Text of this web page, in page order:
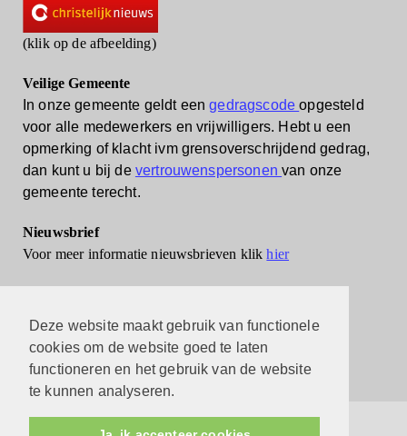
Deze website maakt gebruik van functionele
cookies om de website goed te laten
functioneren en het gebruik van de website
te kunnen analyseren.
(klik op de afbeelding)
Veilige Gemeente
In onze gemeente geldt eengedragscodeopgesteld
voor alle medewerkers en vrijwilligers. Hebt u een
opmerking of klacht ivm grensoverschrijdend gedrag,
dan kunt u bij de vertrouwenspersonenvan onze
gemeente terecht.
Nieuwsbrief
Voor meer informatie nieuwsbrieven klikhier
Protestantsekerk.net is een samenwerking tussen de